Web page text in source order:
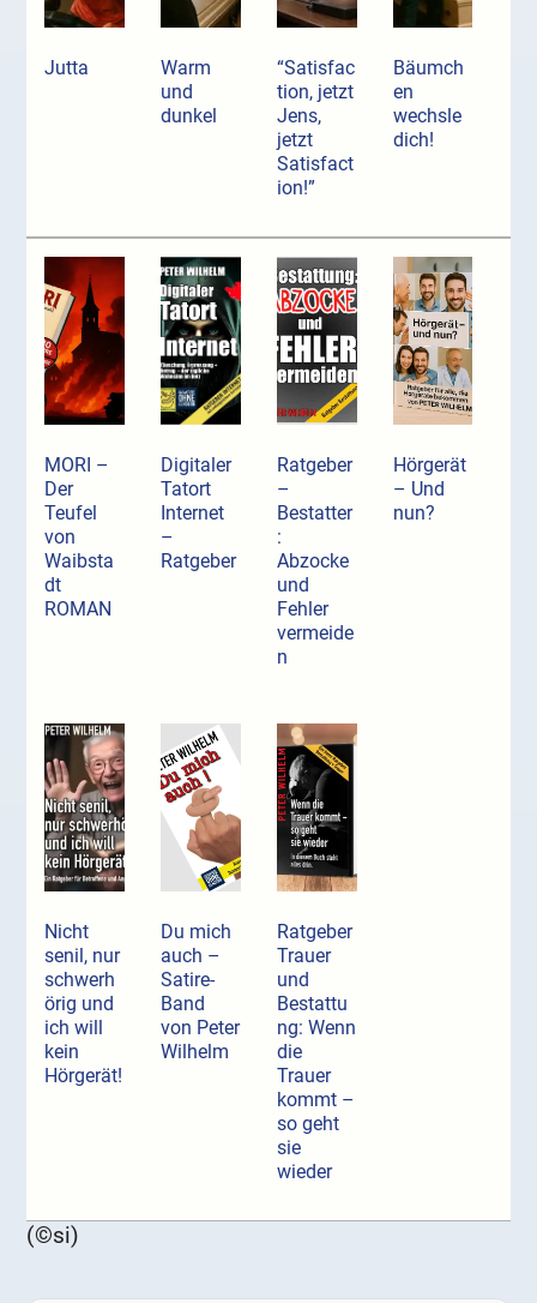
Jutta
Warm
und
dunkel
“Satisfac
tion, jetzt
Jens,
jetzt
Satisfact
ion!”
Bäumch
en
wechsle
dich!
MORI –
Der
Teufel
von
Waibsta
dt
ROMAN
Digitaler
Tatort
Internet
–
Ratgeber
Ratgeber
–
Bestatter
:
Abzocke
und
Fehler
vermeide
n
Hörgerät
– Und
nun?
Nicht
senil, nur
schwerh
örig und
ich will
kein
Hörgerät!
Du mich
auch –
Satire-
Band
von Peter
Wilhelm
Ratgeber
Trauer
und
Bestattu
ng: Wenn
die
Trauer
kommt –
so geht
sie
wieder
(©si)